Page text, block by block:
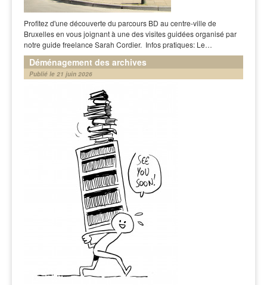
Profitez d'une découverte du parcours BD au centre-ville de
Bruxelles en vous joignant à une des visites guidées organisé par
notre guide freelance Sarah Cordier. Infos pratiques: Le…
Déménagement des archives
Publié le 21 juin 2026